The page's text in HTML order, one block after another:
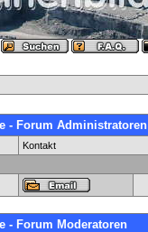
- Forum Administratoren
Kontakt
- Forum Moderatoren